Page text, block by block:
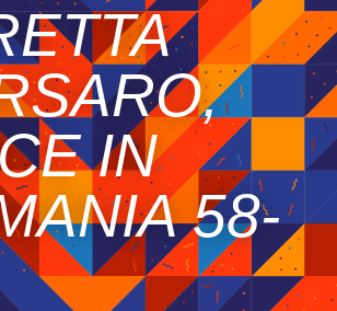
IN
58-